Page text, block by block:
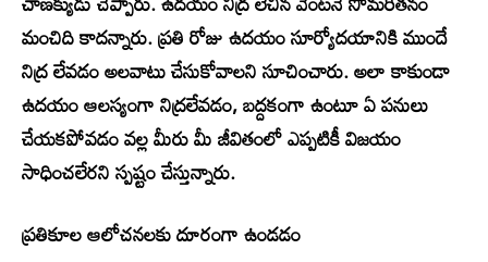
మంచిది కాదన్నారు. ప్రతి రోజు ఉదయం సూర్యోదయానికి ముందే
నిద్ర లేవడం అలవాటు చేసుకోవాలని సూచించారు. అలా కాకుండా
ఉదయం ఆలస్యంగా నిద్రలేవడం, బద్దకంగా ఉంటూ ఏ పనులు
చేయకపోవడం వల్ల మీరు మీ జీవితంలో ఎప్పటికీ విజయం
సాధించలేరని స్పష్టం చేస్తున్నారు.
ప్రతికూల ఆలోచనలకు దూరంగా ఉండడం